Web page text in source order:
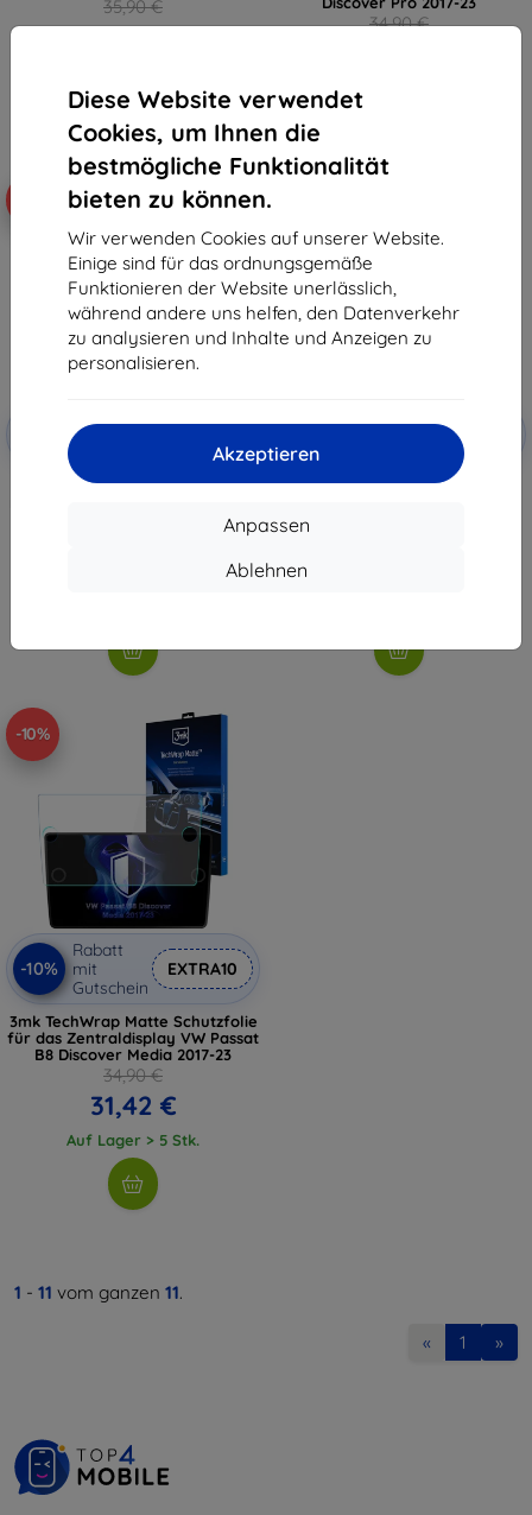
Diese Website verwendet
Cookies, um Ihnen die
bestmögliche Funktionalität
bieten zu können.
Wir verwenden Cookies auf unserer Website.
Einige sind für das ordnungsgemäße
Funktionieren der Website unerlässlich,
während andere uns helfen, den Datenverkehr
zu analysieren und Inhalte und Anzeigen zu
personalisieren.
Akzeptieren
Anpassen
Ablehnen
35,90 €
32,31 € 34,90 €
Auf Lager > 5 Stk.
mit
3mk TechWrap Matte
EXTRA10
3mk TechWrap Matte
mittlere Display VW Passat
DiscoverMedia 11 2017-23
-10%
-10%
Rabatt
mit
Gutschein
EXTRA10
3mk TechWrap Matte Schutzfolie
für das Zentraldisplay VW Passat
B8 Discover Media 2017-23
34,90 €
31,42 €
Auf Lager > 5 Stk.
1 - 11 vom ganzen 11.
« 1 »